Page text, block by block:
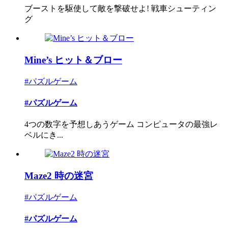
ブーストを駆使して敵を撃破せよ! 戦車シューティン
グ
Mine’s ヒット＆ブロー
#パズルゲーム
#パズルゲーム
4つの数字を予想しあうゲーム コンピュータの最強レ
ベルにき...
Maze2 時の迷宮
#パズルゲーム
#パズルゲーム